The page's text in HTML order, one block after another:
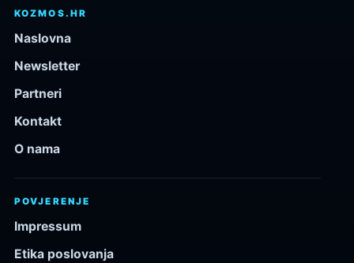
KOZMOS.HR
Naslovna
Newsletter
Partneri
Kontakt
O nama
POVJERENJE
Impressum
Etika poslovanja